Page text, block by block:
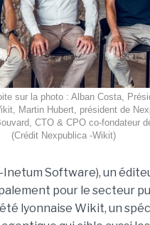
sur la photo : Alban Costa,
Martin Hubert, président de
CTO & CPO co-fondateur
(Crédit Nexpublica -Wikit)
Inetum Software), un
pour le secteur
lyonnaise Wikit, un